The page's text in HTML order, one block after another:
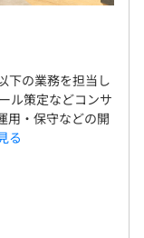
下の業務を担当し
ル策定などコンサ
用・保守などの開
る